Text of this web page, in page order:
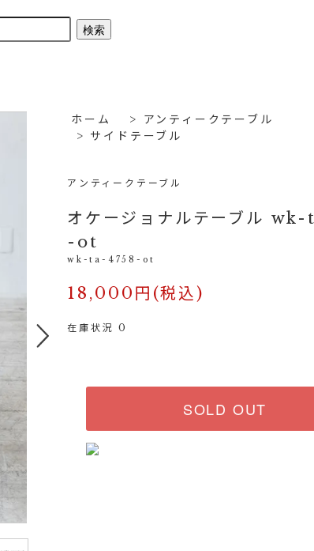
ホーム > アンティークテーブル
> サイドテーブル
アンティークテーブル
オケージョナルテーブル
-ot
wk-ta-4758-ot
18,000円(税込)
在庫状況 0
SOLD OUT